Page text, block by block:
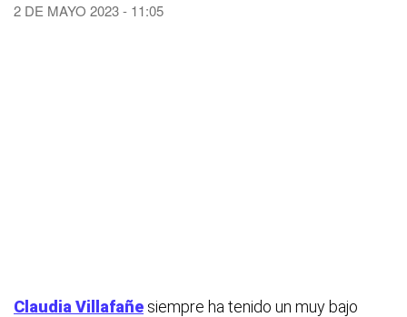
2 DE MAYO 2023 - 11:05
Claudia Villafañe siempre ha tenido un muy bajo